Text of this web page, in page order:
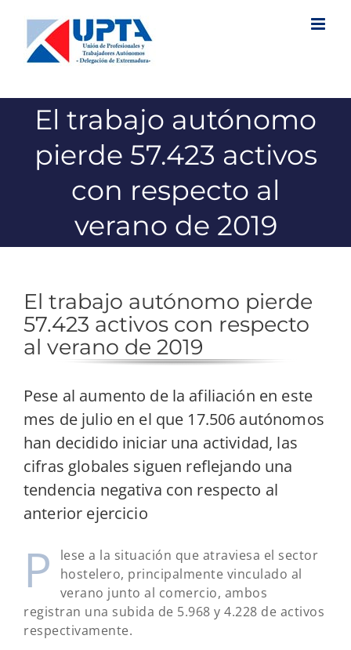
contenido
El trabajo autónomo
pierde 57.423 activos
con respecto al
verano de 2019
El trabajo autónomo pierde
57.423 activos con respecto
al verano de 2019
Pese al aumento de la afiliación en este
mes de julio en el que 17.506 autónomos
han decidido iniciar una actividad, las
cifras globales siguen reflejando una
tendencia negativa con respecto al
anterior ejercicio
P
lese a la situación que atraviesa el sector
hostelero, principalmente vinculado al
verano junto al comercio, ambos
registran una subida de 5.968 y 4.228 de activos
respectivamente.